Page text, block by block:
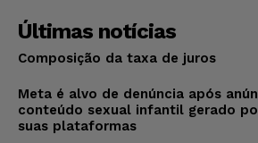
Últimas notícias
Composição da taxa de juros
Meta é alvo de denúncia após
conteúdo sexual infantil gerado
suas plataformas